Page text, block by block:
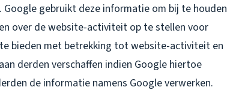
gebruikt deze informatie om bij te houden
over de website-activiteit op te stellen voor
bieden met betrekking tot website-activiteit en
derden verschaffen indien Google hiertoe
de informatie namens Google verwerken.